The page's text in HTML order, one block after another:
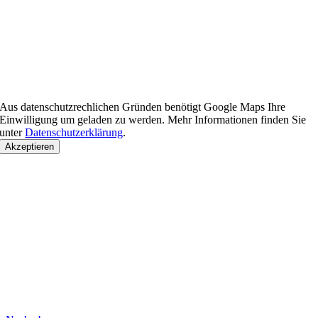
Aus datenschutzrechlichen Gründen benötigt Google Maps Ihre
Einwilligung um geladen zu werden. Mehr Informationen finden Sie
unterDatenschutzerklärung.
Akzeptieren